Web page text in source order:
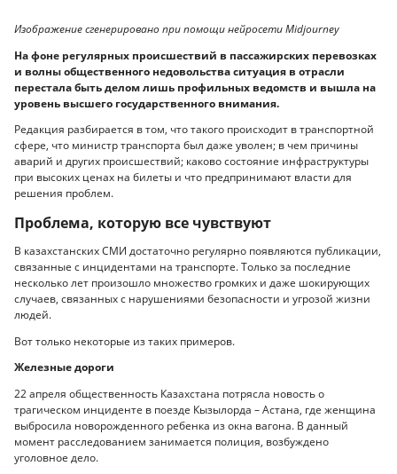
Изображение сгенерировано при помощи нейросети Midjourney
На фоне регулярных происшествий в пассажирских перевозках
и волны общественного недовольства ситуация в отрасли
перестала быть делом лишь профильных ведомств и вышла на
уровень высшего государственного внимания.
Редакция разбирается в том, что такого происходит в транспортной
сфере, что министр транспорта был даже уволен; в чем причины
аварий и других происшествий; каково состояние инфраструктуры
при высоких ценах на билеты и что предпринимают власти для
решения проблем.
Проблема, которую все чувствуют
В казахстанских СМИ достаточно регулярно появляются публикации,
связанные с инцидентами на транспорте. Только за последние
несколько лет произошло множество громких и даже шокирующих
случаев, связанных с нарушениями безопасности и угрозой жизни
людей.
Вот только некоторые из таких примеров.
Железные дороги
22 апреля общественность Казахстана потрясла новость о
трагическом инциденте в поезде Кызылорда – Астана, где женщина
выбросила новорожденного ребенка из окна вагона. В данный
момент расследованием занимается полиция, возбуждено
уголовное дело.